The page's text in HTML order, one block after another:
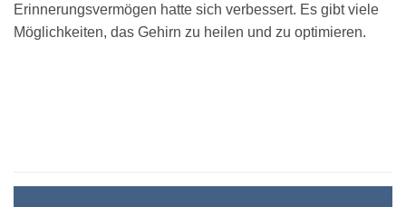
Erinnerungsvermögen hatte sich verbessert. Es gibt viele
Möglichkeiten, das Gehirn zu heilen und zu optimieren.